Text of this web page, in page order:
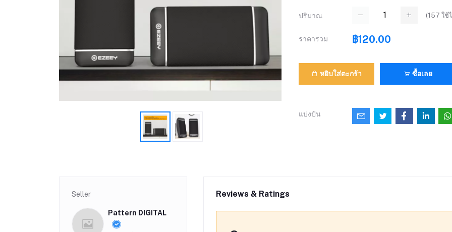
ปริมาณ (157 ใช้
ราคารวม ฿120.00
หยิบใส่ตะกร้า ซื้อเลย
แบ่งปัน
Seller
Pattern DIGITAL
Reviews & Ratings